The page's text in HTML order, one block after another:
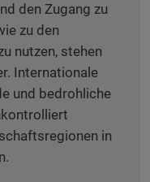
den Zugang zu
zu den
nutzen, stehen
Internationale
und bedrohliche
in